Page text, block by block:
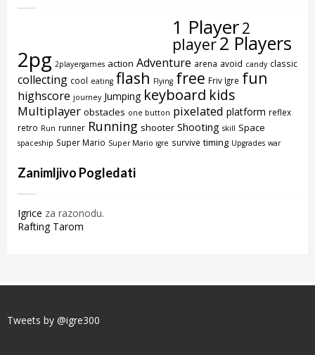
1 Player2
player2 Players
2pg 2playergames action Adventure arena avoid candy classic
collecting cool eating flash Flying free Friv Igre fun
highscore journey Jumping keyboard kids
Multiplayer obstacles one button pixelated platform reflex
retro Run runner Running shooter Shooting skill Space
spaceship Super Mario Super Mario igre survive timing Upgrades war
Zanimljivo Pogledati
Igrice za razonodu.
Rafting Tarom
Tweets by @igre300